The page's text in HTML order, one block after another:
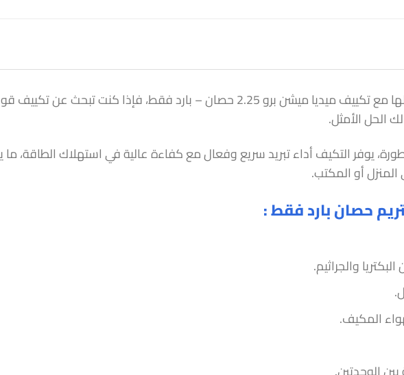
يوفر التكيف أداء تبريد سريع وفعال مع كفاءة عالية في استهلاك الطاقة،
أو المكتب.
حصان بارد فقط :
والجراثيم.
المكيف.